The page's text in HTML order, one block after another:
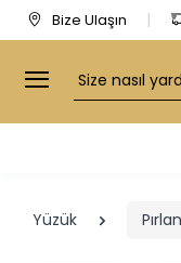
Bize Ulaşın
Arama
Yüzük